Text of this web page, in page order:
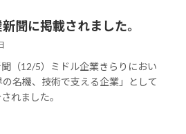
聞に掲載されました。
（12/5）ミドル企業きらりにおい
の名機、技術で支える企業」として
れました。